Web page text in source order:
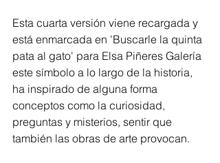
Esta cuarta versión viene recargada y
está enmarcada en 'Buscarle la quinta
pata al gato' para Elsa Piñeres Galería
este símbolo a lo largo de la historia,
ha inspirado de alguna forma
conceptos como la curiosidad,
preguntas y misterios, sentir que
también las obras de arte provocan.